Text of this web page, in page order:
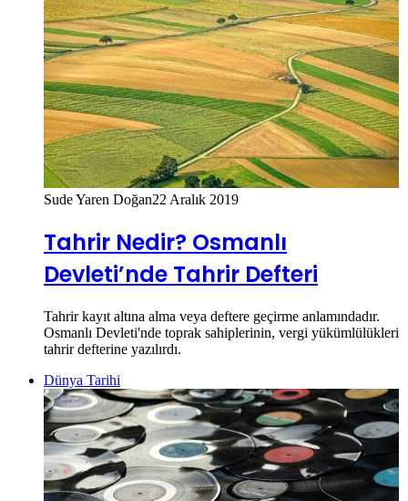
Sude Yaren Doğan22 Aralık 2019
Tahrir Nedir? Osmanlı
Devleti’nde Tahrir Defteri
Tahrir kayıt altına alma veya deftere geçirme anlamındadır.
Osmanlı Devleti'nde toprak sahiplerinin, vergi yükümlülükleri
tahrir defterine yazılırdı.
Dünya Tarihi